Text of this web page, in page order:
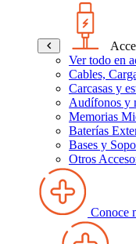
Ver todo en
Cables,
Carcasas y
Audífonos y
Memorias
Baterías
Bases y
Otros
Conoce